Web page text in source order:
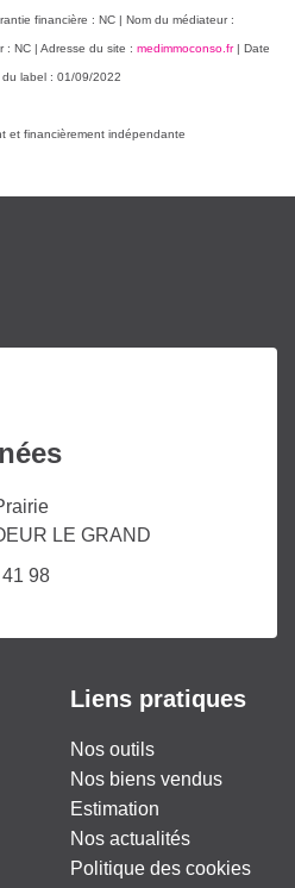
financière : NC | Nom du médiateur :
: NC | Adresse du site : medimmoconso.fr| Date
label : 01/09/2022
et financièrement indépendante
LE GRAND
98
Liens pratiques
Nos outils
Nos biens vendus
Estimation
Nos actualités
Politique des cookies